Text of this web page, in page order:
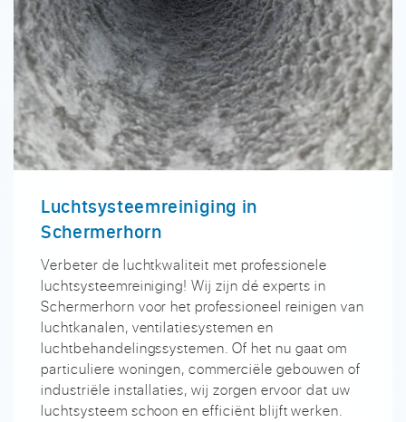
Luchtsysteemreiniging in
Schermerhorn
Verbeter de luchtkwaliteit met professionele
luchtsysteemreiniging! Wij zijn dé experts in
Schermerhorn voor het professioneel reinigen van
luchtkanalen, ventilatiesystemen en
luchtbehandelingssystemen. Of het nu gaat om
particuliere woningen, commerciële gebouwen of
industriële installaties, wij zorgen ervoor dat uw
luchtsysteem schoon en efficiënt blijft werken.